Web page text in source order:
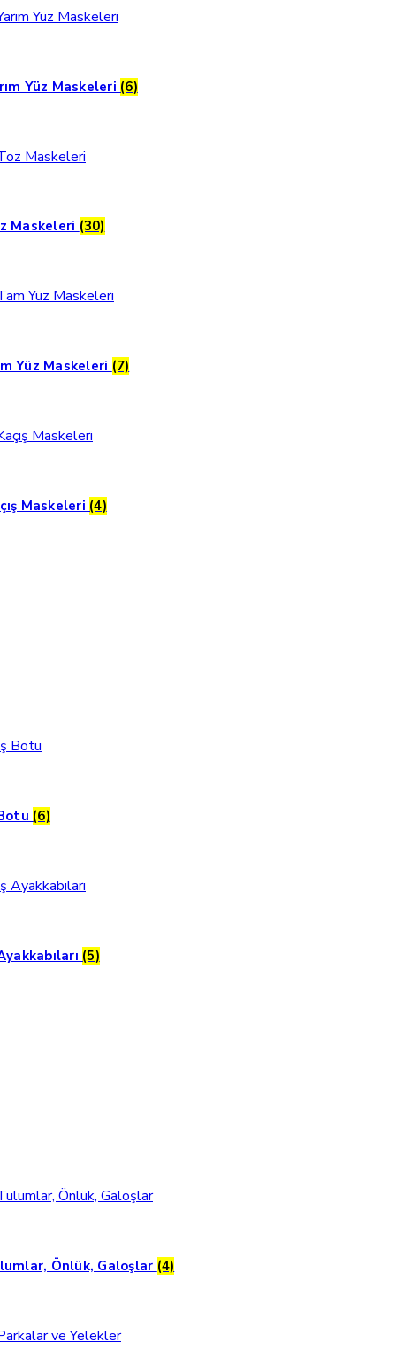
Yüz Maskeleri (6)
Maskeleri (30)
Yüz Maskeleri (7)
Maskeleri (4)
(6)
(5)
Önlük, Galoşlar (4)